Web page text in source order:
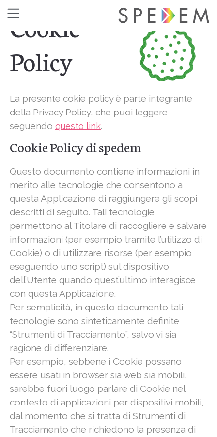
Cookie
Policy
La presente cokie policy è parte integrante
della Privacy Policy, che puoi leggere
seguendo questo link.
Cookie Policy di spedem
Questo documento contiene informazioni in
merito alle tecnologie che consentono a
questa Applicazione di raggiungere gli scopi
descritti di seguito. Tali tecnologie
permettono al Titolare di raccogliere e salvare
informazioni (per esempio tramite l’utilizzo di
Cookie) o di utilizzare risorse (per esempio
eseguendo uno script) sul dispositivo
dell’Utente quando quest’ultimo interagisce
con questa Applicazione.
Per semplicità, in questo documento tali
tecnologie sono sinteticamente definite
“Strumenti di Tracciamento”, salvo vi sia
ragione di differenziare.
Per esempio, sebbene i Cookie possano
essere usati in browser sia web sia mobili,
sarebbe fuori luogo parlare di Cookie nel
contesto di applicazioni per dispositivi mobili,
dal momento che si tratta di Strumenti di
Tracciamento che richiedono la presenza di